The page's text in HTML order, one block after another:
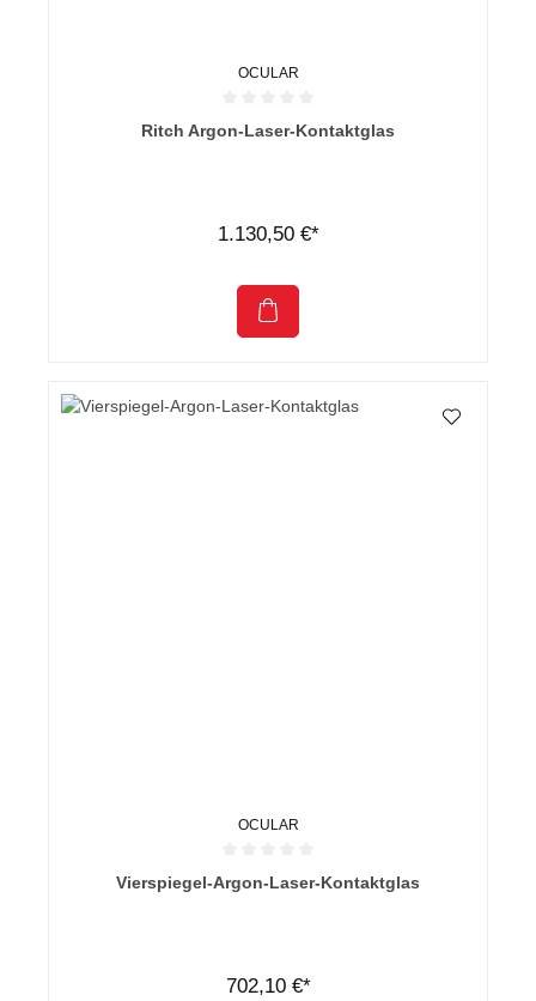
OCULAR
Durchschnittliche Bewertung von 0 von 5 Sternen
Ritch Argon-Laser-Kontaktglas
1.130,50 €*
OCULAR
Durchschnittliche Bewertung von 0 von 5 Sternen
Vierspiegel-Argon-Laser-Kontaktglas
702,10 €*